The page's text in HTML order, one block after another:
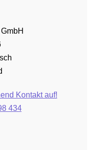
Kontakt auf!
434